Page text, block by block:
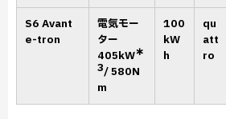
S6 Avant
e-tron
電気モー
ター
405kW∗
3/ 580N
m
100
kW
h
qu
att
ro